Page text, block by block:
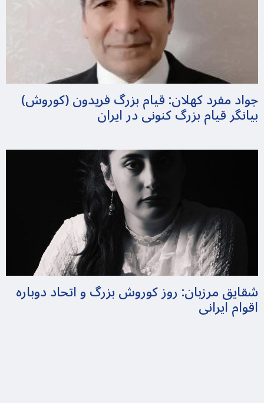
جواد مفرد کهلان: قیام بزرگ فریدون (کوروش)
بیانگر قیام بزرگ کنونی در ایران
شقایق مرزبان: روز کوروش بزرگ و اتحاد دوباره
اقوام ایرانی